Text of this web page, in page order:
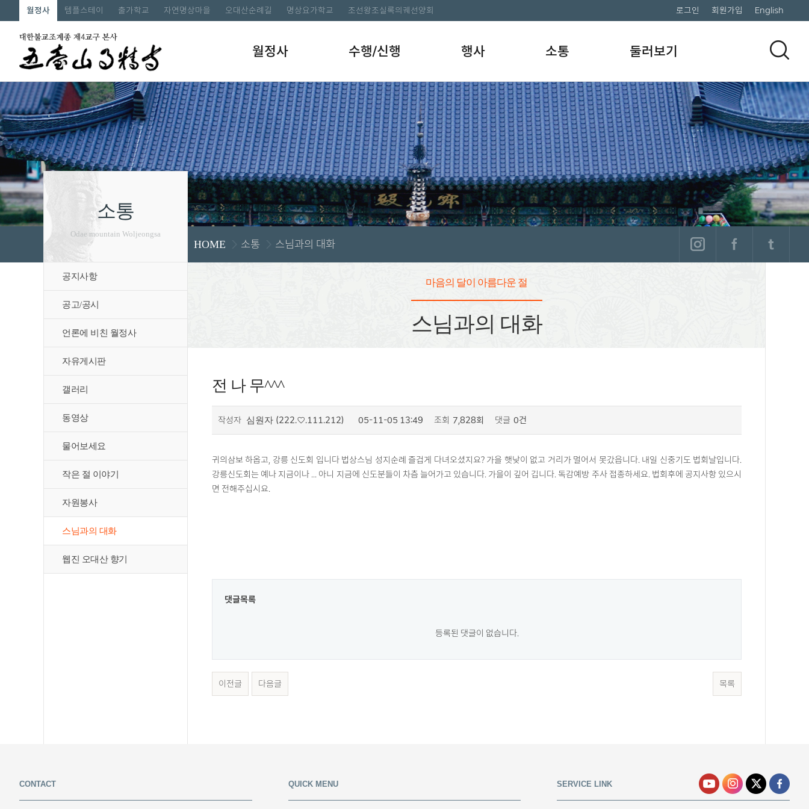
월정사 템플스테이 출가학교 자연명상마을 오대산순례길 명상요가학교 조선왕조실록의궤선양회 로그인 회원가입 English
월정사 수행/신행 행사 소통 둘러보기
소통
Odae mountain Woljeongsa
공지사항
공고/공시
언론에 비친 월정사
자유게시판
갤러리
동영상
물어보세요
작은 절 이야기
자원봉사
스님과의 대화
웹진 오대산 향기
HOME 소통 스님과의 대화
마음의 달이 아름다운 절
스님과의 대화
전 나 무^^^
작성자 심원자 (222.♡.111.212) 05-11-05 13:49 조회 7,828회 댓글 0건
귀의삼보 하옵고, 강릉 신도회 입니다 법상스님 성지순례 즐겁게 다녀오셨지요? 가을 햇낮이 없고 거리가 멀어서 못갔읍니다. 내일 신중기도 법회날입니다.
강릉신도회는 예나 지금이나 ... 아니 지금에 신도분들이 차츰 늘어가고 있습니다. 가을이 깊어 깁니다. 독감예방 주사 접종하세요. 법회후에 공지사항 있으시
면 전해주십시요.
댓글목록
등록된 댓글이 없습니다.
이전글 다음글 목록
CONTACT QUICK MENU SERVICE LINK